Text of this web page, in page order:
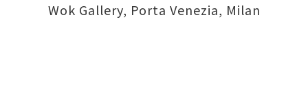
Wok Gallery, Porta Venezia, Milan